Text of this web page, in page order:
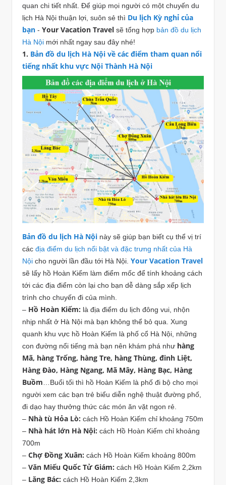
quan chi tiết nhất. Để giúp mọi người có một chuyến du
lịch Hà Nội thuận lợi, suôn sẻ thì Du lịch Kỳ nghỉ của
bạn - Your Vacation Travel sẽ tổng hợp bản đồ du lịch
Hà Nội mới nhất ngay sau đây nhé!
1. Bản đồ du lịch Hà Nội về các điểm tham quan nổi
tiếng nhất khu vực Nội Thành Hà Nội
Bản đồ du lịch Hà Nội này sẽ giúp bạn biết cụ thể vị trí
các địa điểm du lịch nổi bật và đặc trưng nhất của Hà
Nội cho người lần đầu tới Hà Nội. Your Vacation Travel
sẽ lấy hồ Hoàn Kiếm làm điểm mốc để tính khoảng cách
tới các địa điểm còn lại cho bạn dễ dàng sắp xếp lịch
trình cho chuyến đi của mình.
– Hồ Hoàn Kiếm: là địa điểm du lịch đông vui, nhộn
nhịp nhất ở Hà Nội mà bạn không thể bỏ qua. Xung
quanh khu vực hồ Hoàn Kiếm là phố cổ Hà Nội, những
con đường nổi tiếng mà bạn nên khám phá như hàng
Mã, hàng Trống, hàng Tre, hàng Thùng, đinh Liệt,
Hàng Đào, Hàng Ngang, Mã Mây, Hàng Bạc, Hàng
Buồm…Buổi tối thì hồ Hoàn Kiếm là phố đi bộ cho mọi
người xem các bạn trẻ biểu diễn nghệ thuật đường phố,
đi dạo hay thưởng thức các món ăn vặt ngon rẻ.
– Nhà tù Hỏa Lò: cách Hồ Hoàn Kiếm chỉ khoảng 750m
– Nhà hát lớn Hà Nội: cách Hồ Hoàn Kiếm chỉ khoảng
700m
– Chợ Đồng Xuân: cách Hồ Hoàn Kiếm khoảng 800m
– Văn Miếu Quốc Tử Giám: cách Hồ Hoàn Kiếm 2,2km
– Lăng Bác: cách Hồ Hoàn Kiếm 2,3km